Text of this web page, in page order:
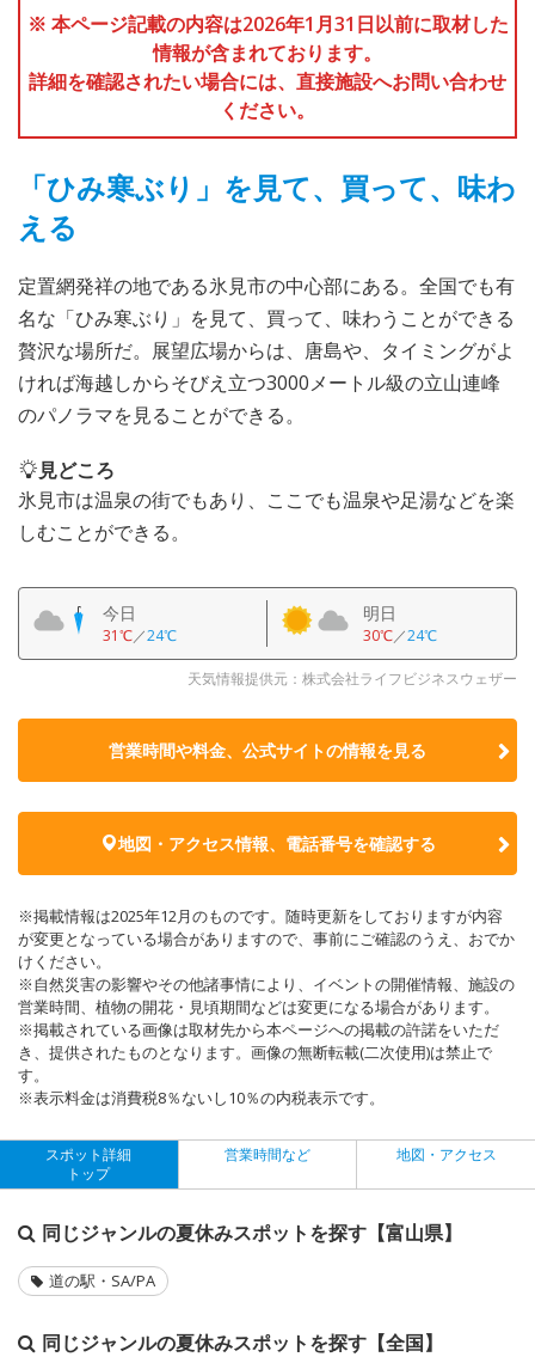
※ 本ページ記載の内容は2026年1月31日以前に取材した
情報が含まれております。
詳細を確認されたい場合には、直接施設へお問い合わせ
ください。
「ひみ寒ぶり」を見て、買って、味わ
える
定置網発祥の地である氷見市の中心部にある。全国でも有
名な「ひみ寒ぶり」を見て、買って、味わうことができる
贅沢な場所だ。展望広場からは、唐島や、タイミングがよ
ければ海越しからそびえ立つ3000メートル級の立山連峰
のパノラマを見ることができる。
見どころ
氷見市は温泉の街でもあり、ここでも温泉や足湯などを楽
しむことができる。
今日
31℃／24℃
明日
30℃／24℃
天気情報提供元：株式会社ライフビジネスウェザー
営業時間や料金、公式サイトの情報を見る
地図・アクセス情報、電話番号を確認する
※掲載情報は2025年12月のものです。随時更新をしておりますが内容
が変更となっている場合がありますので、事前にご確認のうえ、おでか
けください。
※自然災害の影響やその他諸事情により、イベントの開催情報、施設の
営業時間、植物の開花・見頃期間などは変更になる場合があります。
※掲載されている画像は取材先から本ページへの掲載の許諾をいただ
き、提供されたものとなります。画像の無断転載(二次使用)は禁止で
す。
※表示料金は消費税8％ないし10％の内税表示です。
スポット詳細
トップ
営業時間など 地図・アクセス
同じジャンルの夏休みスポットを探す【富山県】
道の駅・SA/PA
同じジャンルの夏休みスポットを探す【全国】